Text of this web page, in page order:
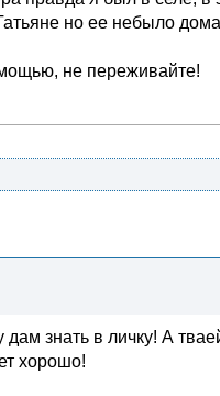
но ее небыло
не переживайте!
дам знать в личку! А
хорошо!